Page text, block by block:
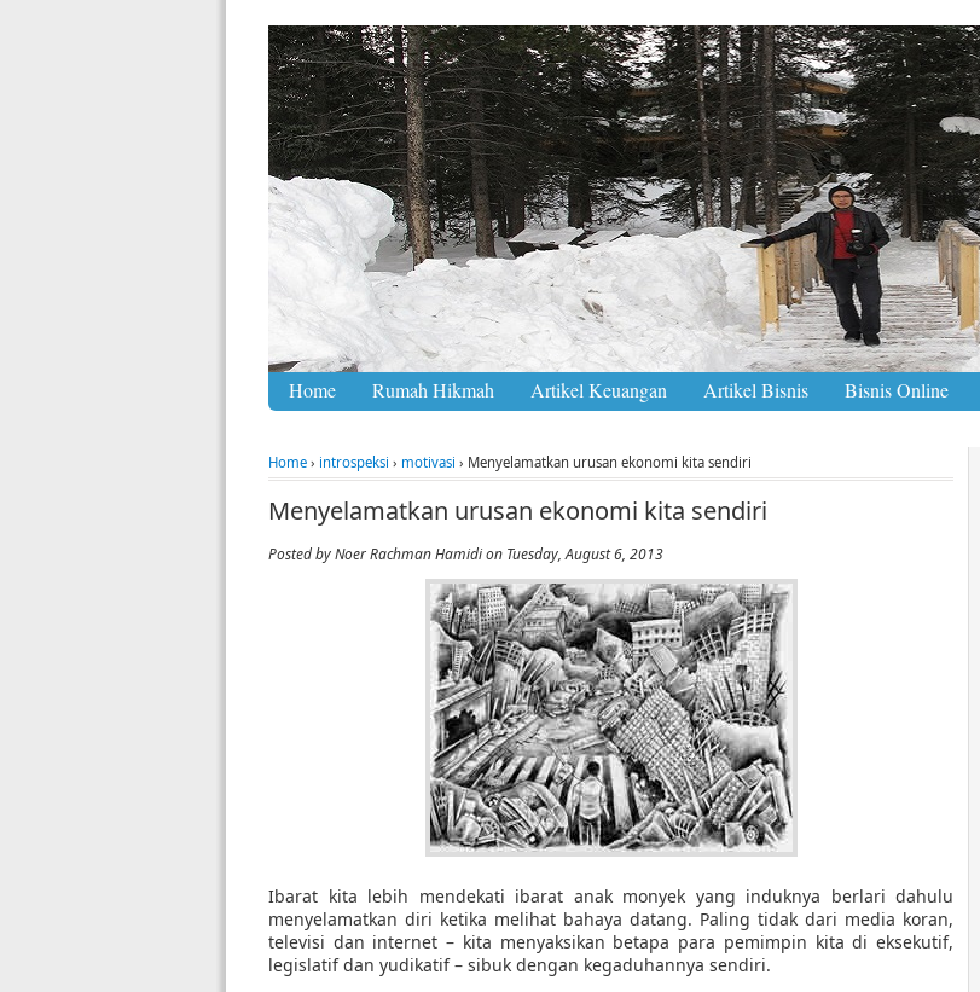
Home Rumah Hikmah Artikel Keuangan Artikel Bisnis Bisnis Online
Home › introspeksi › motivasi › Menyelamatkan urusan ekonomi kita sendiri
Menyelamatkan urusan ekonomi kita sendiri
Posted byNoer Rachman Hamidion Tuesday, August 6, 2013
Ibarat kita lebih mendekati ibarat anak monyek yang induknya berlari dahulu
menyelamatkan diri ketika melihat bahaya datang. Paling tidak dari media koran,
televisi dan internet – kita menyaksikan betapa para pemimpin kita di eksekutif,
legislatif dan yudikatif – sibuk dengan kegaduhannya sendiri.